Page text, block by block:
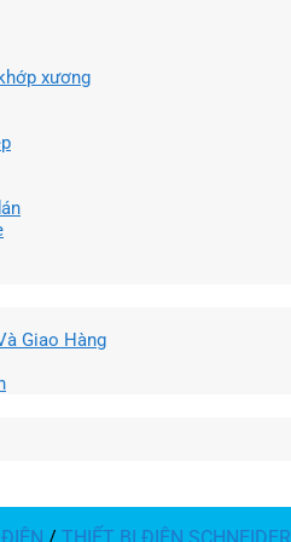
xương
Giao Hàng